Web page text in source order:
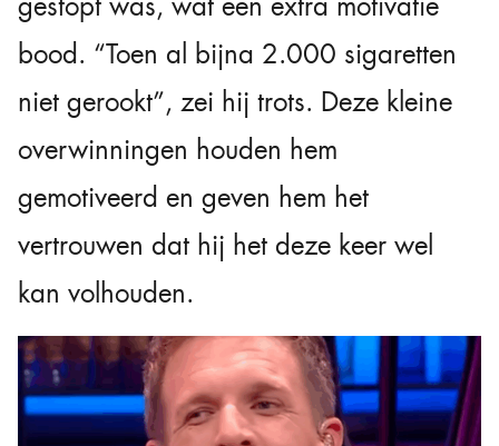
bood. “Toen al bijna 2.000 sigaretten
niet gerookt”, zei hij trots. Deze kleine
overwinningen houden hem
gemotiveerd en geven hem het
vertrouwen dat hij het deze keer wel
kan volhouden.